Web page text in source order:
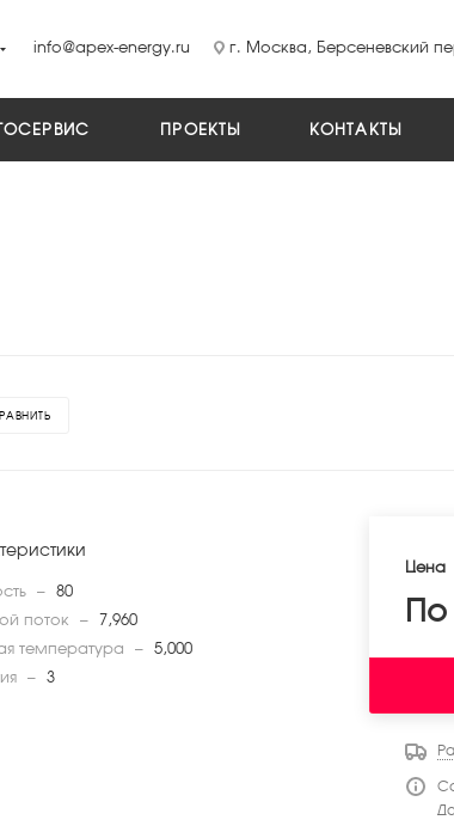
info@apex-energy.ru г. Москва, Берсеневский
ПРОЕКТЫ КОНТАКТЫ
—
80
поток
—
7,960
температура
—
5,000
— 3
Цена